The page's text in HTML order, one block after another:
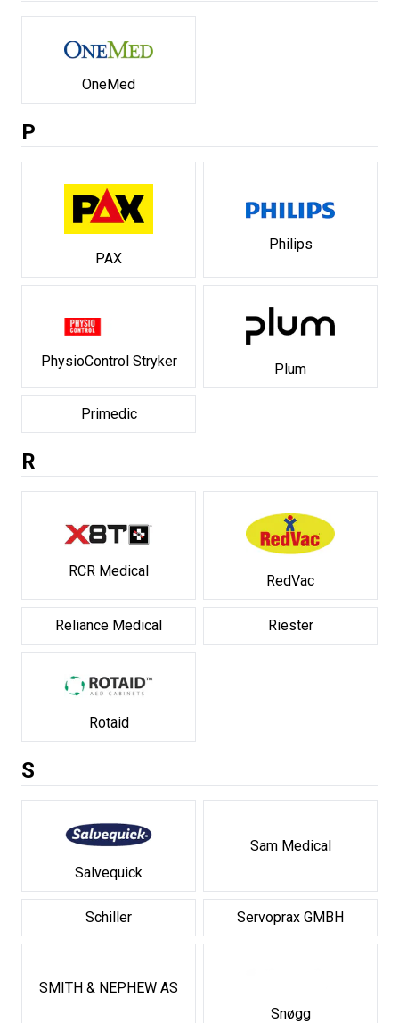
OneMed
P
PAX
Philips
PhysioControl Stryker Plum
Primedic
R
RCR Medical
RedVac
Reliance Medical Riester
Rotaid
S
Salvequick
Sam Medical
Schiller Servoprax GMBH
SMITH & NEPHEW AS
Snøgg